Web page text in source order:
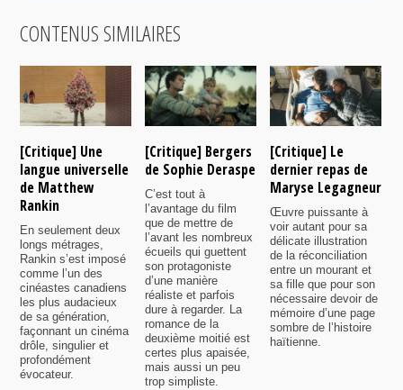
CONTENUS SIMILAIRES
[Critique] Une
langue universelle
de Matthew
Rankin
En seulement deux
longs métrages,
Rankin s’est imposé
comme l’un des
cinéastes canadiens
les plus audacieux
de sa génération,
façonnant un cinéma
drôle, singulier et
profondément
évocateur.
[Critique] Bergers
de Sophie Deraspe
C’est tout à
l’avantage du film
que de mettre de
l’avant les nombreux
écueils qui guettent
son protagoniste
d’une manière
réaliste et parfois
dure à regarder. La
romance de la
deuxième moitié est
certes plus apaisée,
mais aussi un peu
trop simpliste.
[Critique] Le
dernier repas de
Maryse Legagneur
Œuvre puissante à
voir autant pour sa
délicate illustration
de la réconciliation
entre un mourant et
sa fille que pour son
nécessaire devoir de
mémoire d’une page
sombre de l’histoire
haïtienne.